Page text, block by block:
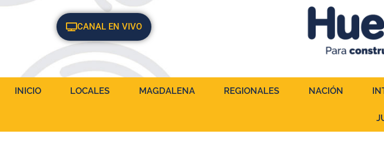
CANAL EN VIVO
INICIO LOCALES MAGDALENA REGIONALES NACIÓN